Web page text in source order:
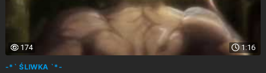
1:16
174
-*` ŚLIWKA `*-